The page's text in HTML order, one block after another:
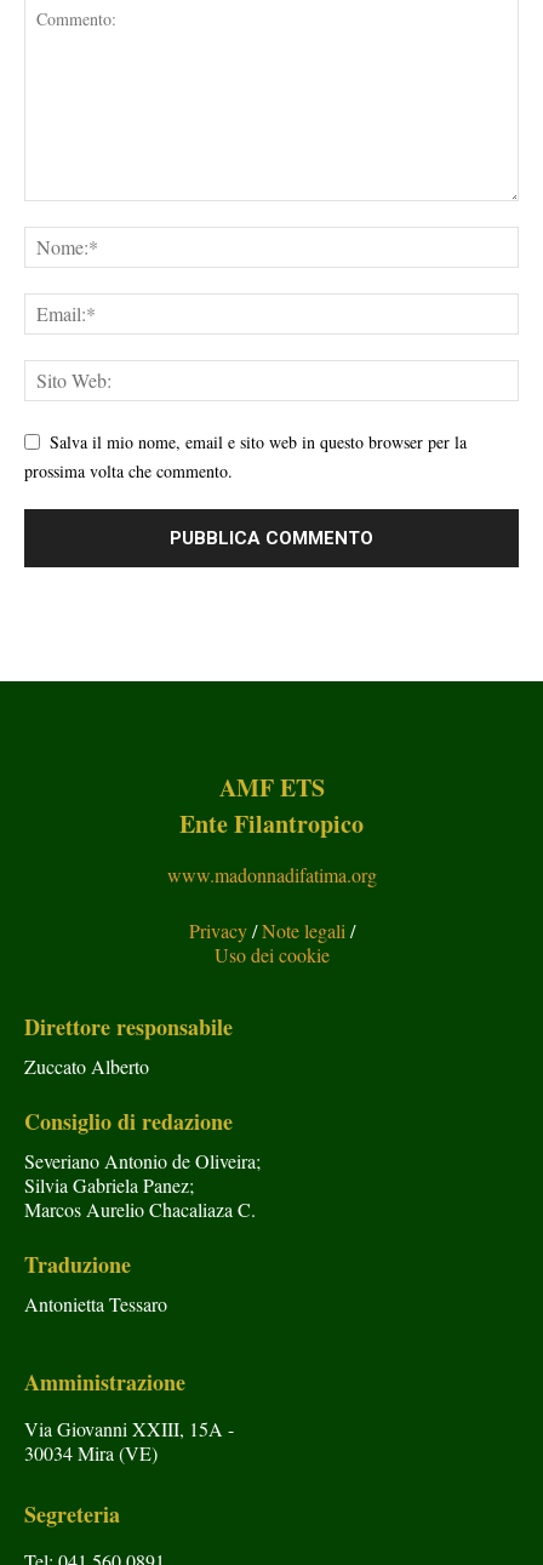
Salva il mio nome, email e sito web in questo browser per la
prossima volta che commento.
AMF ETS
Ente Filantropico
www.madonnadifatima.org
Privacy/Note legali /
Uso dei cookie
Direttore responsabile
Zuccato Alberto
Consiglio di redazione
Severiano Antonio de Oliveira;
Silvia Gabriela Panez;
Marcos Aurelio Chacaliaza C.
Traduzione
Antonietta Tessaro
Amministrazione
Via Giovanni XXIII, 15A -
30034 Mira (VE)
Segreteria